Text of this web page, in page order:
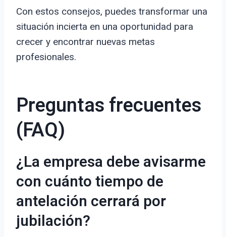
Con estos consejos, puedes transformar una
situación incierta en una oportunidad para
crecer y encontrar nuevas metas
profesionales.
Preguntas frecuentes
(FAQ)
¿La empresa debe avisarme
con cuánto tiempo de
antelación cerrará por
jubilación?